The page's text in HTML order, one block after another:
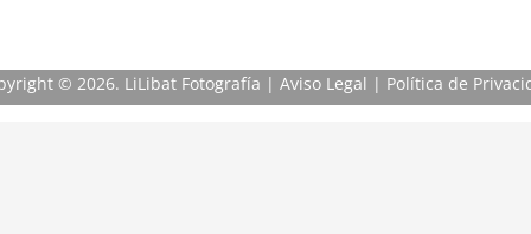
© 2026. LiLibat Fotografía | Aviso Legal | Política de